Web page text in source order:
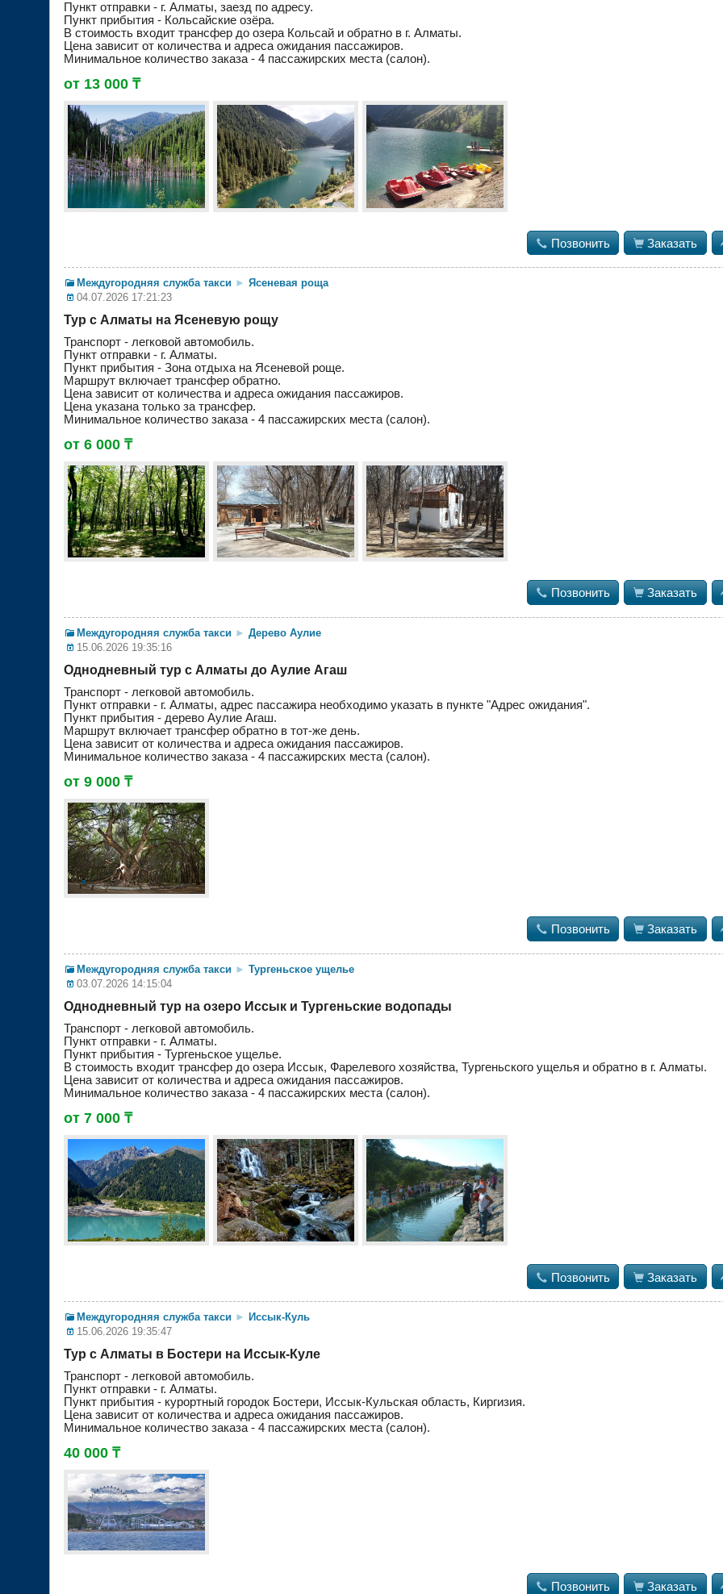
Пункт отправки - г. Алматы, заезд по адресу.
Пункт прибытия - Кольсайские озёра.
В стоимость входит трансфер до озера Кольсай и обратно в г. Алматы.
Цена зависит от количества и адреса ожидания пассажиров.
Минимальное количество заказа - 4 пассажирских места (салон).
от 13 000 ₸
 Позвонить  Заказать
Междугородняя служба такси ► Ясеневая роща
04.07.2026 17:21:23
Тур с Алматы на Ясеневую рощу
Транспорт - легковой автомобиль.
Пункт отправки - г. Алматы.
Пункт прибытия - Зона отдыха на Ясеневой роще.
Маршрут включает трансфер обратно.
Цена зависит от количества и адреса ожидания пассажиров.
Цена указана только за трансфер.
Минимальное количество заказа - 4 пассажирских места (салон).
от 6 000 ₸
 Позвонить  Заказать
Междугородняя служба такси ► Дерево Аулие
15.06.2026 19:35:16
Однодневный тур с Алматы до Аулие Агаш
Транспорт - легковой автомобиль.
Пункт отправки - г. Алматы, адрес пассажира необходимо указать в пункте "Адрес ожидания".
Пункт прибытия - дерево Аулие Агаш.
Маршрут включает трансфер обратно в тот-же день.
Цена зависит от количества и адреса ожидания пассажиров.
Минимальное количество заказа - 4 пассажирских места (салон).
от 9 000 ₸
 Позвонить  Заказать
Междугородняя служба такси ► Тургеньское ущелье
03.07.2026 14:15:04
Однодневный тур на озеро Иссык и Тургеньские водопады
Транспорт - легковой автомобиль.
Пункт отправки - г. Алматы.
Пункт прибытия - Тургеньское ущелье.
В стоимость входит трансфер до озера Иссык, Фарелевого хозяйства, Тургеньского ущелья и обратно в г. Алматы.
Цена зависит от количества и адреса ожидания пассажиров.
Минимальное количество заказа - 4 пассажирских места (салон).
от 7 000 ₸
 Позвонить  Заказать
Междугородняя служба такси ► Иссык-Куль
15.06.2026 19:35:47
Тур с Алматы в Бостери на Иссык-Куле
Транспорт - легковой автомобиль.
Пункт отправки - г. Алматы.
Пункт прибытия - курортный городок Бостери, Иссык-Кульская область, Киргизия.
Цена зависит от количества и адреса ожидания пассажиров.
Минимальное количество заказа - 4 пассажирских места (салон).
40 000 ₸
 Позвонить  Заказать